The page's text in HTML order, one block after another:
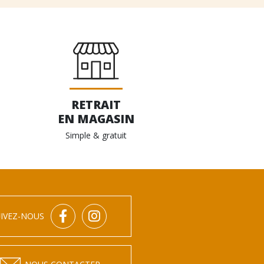
RETRAIT
EN MAGASIN
Simple & gratuit
NOUS